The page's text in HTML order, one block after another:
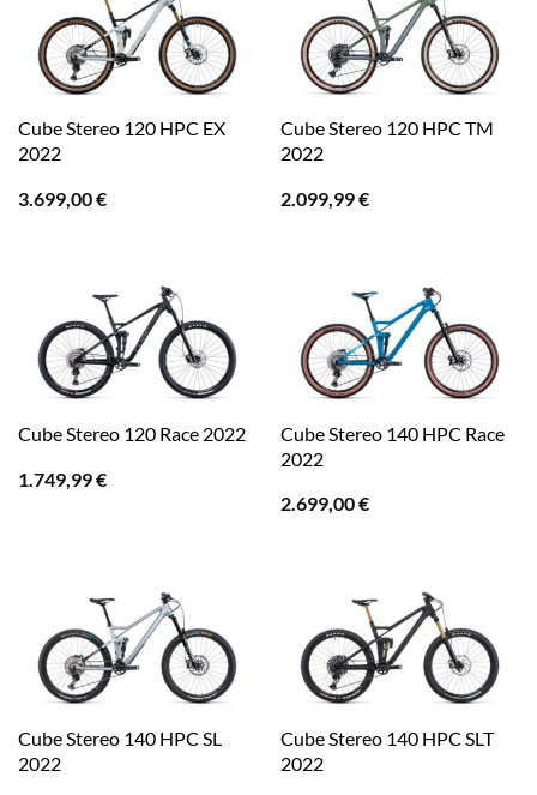
Cube Stereo 120 HPC EX
2022
3.699,00€
Cube Stereo 120 HPC TM
2022
2.099,99€
Cube Stereo 120 Race 2022
1.749,99€
Cube Stereo 140 HPC Race
2022
2.699,00€
Cube Stereo 140 HPC SL
2022
Cube Stereo 140 HPC SLT
2022